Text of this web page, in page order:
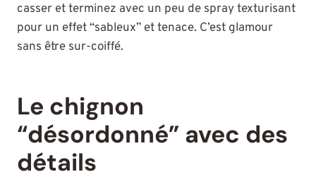
casser et terminez avec un peu de spray texturisant
pour un effet “sableux” et tenace. C’est glamour
sans être sur-coiffé.
Le chignon
“désordonné” avec des
détails